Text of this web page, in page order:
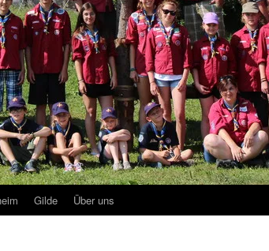
Gilde Über uns